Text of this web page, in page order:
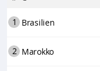
1 Brasilien
2 Marokko